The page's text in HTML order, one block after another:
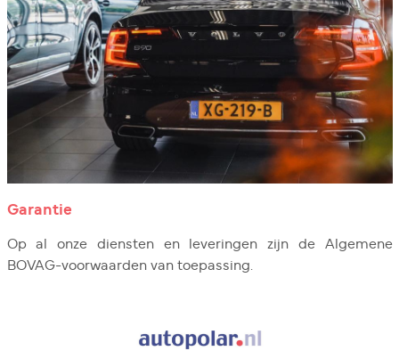
Garantie
Op al onze diensten en leveringen zijn de Algemene
BOVAG-voorwaarden van toepassing.